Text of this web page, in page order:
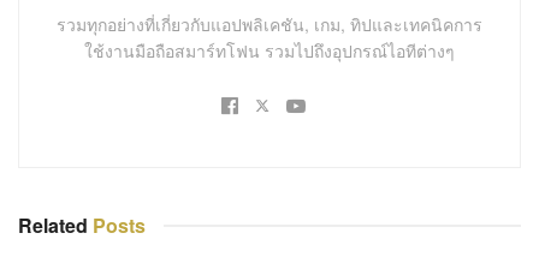
รวมทุกอย่างที่เกี่ยวกับแอปพลิเคชัน, เกม, ทิปและเทคนิคการ
ใช้งานมือถือสมาร์ทโฟน รวมไปถึงอุปกรณ์ไอทีต่างๆ
Related Posts